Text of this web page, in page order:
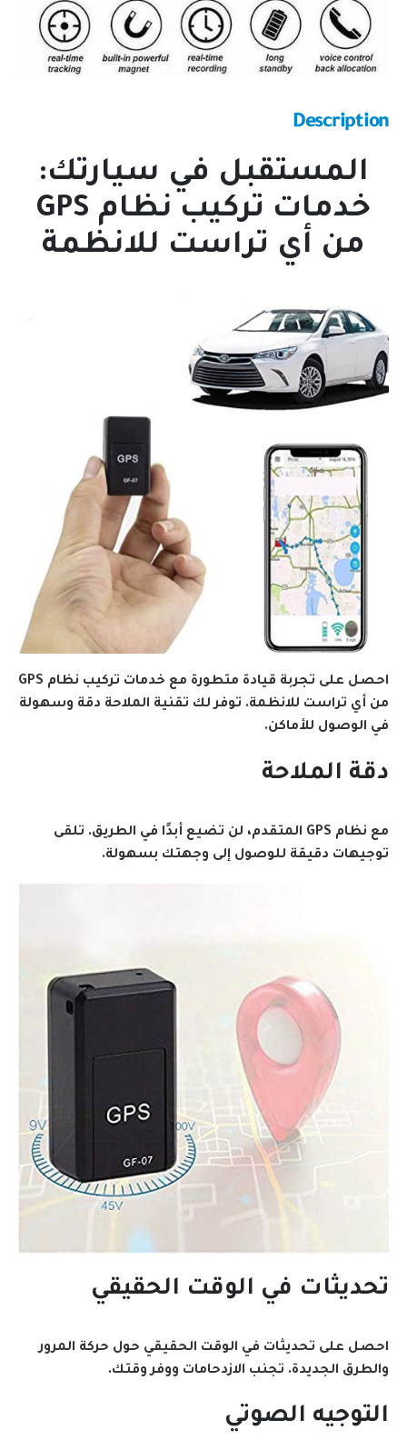
Description
المستقبل في سيارتك:
خدمات تركيب نظام GPS
من أي تراست للانظمة
احصل على تجربة قيادة متطورة مع خدمات تركيب نظام GPS
من أي تراست للانظمة. توفر لك تقنية الملاحة دقة وسهولة
في الوصول للأماكن.
دقة الملاحة
مع نظام GPS المتقدم، لن تضيع أبدًا في الطريق. تلقى
توجيهات دقيقة للوصول إلى وجهتك بسهولة.
تحديثات في الوقت الحقيقي
احصل على تحديثات في الوقت الحقيقي حول حركة المرور
والطرق الجديدة. تجنب الازدحامات ووفر وقتك.
التوجيه الصوتي